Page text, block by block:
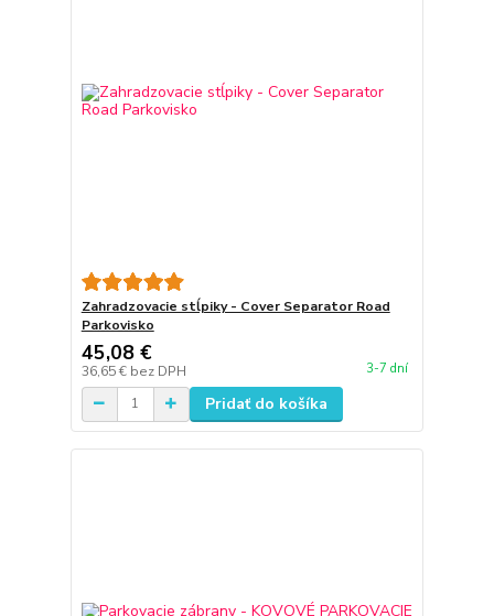
Zahradzovacie stĺpiky - Cover Separator Road
Parkovisko
45,08 €
36,65 € bez DPH 3-7 dní
Pridať do košíka